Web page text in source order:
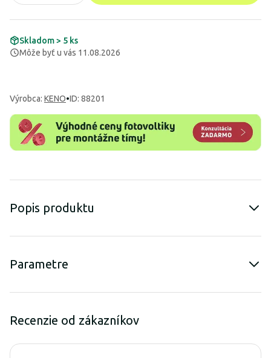
Skladom > 5 ks
Môže byť u vás 11.08.2026
Výrobca: KENO•ID: 88201
Popis produktu
Parametre
Recenzie od zákazníkov